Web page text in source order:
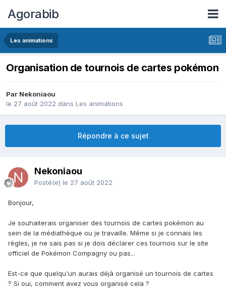
Agorabib
Les animations
Organisation de tournois de cartes pokémon
Par Nekoniaou
le 27 août 2022 dans Les animations
Répondre à ce sujet
Nekoniaou
Posté(e) le 27 août 2022
Bonjour,
Je souhaiterais organiser des tournois de cartes pokémon au
sein de la médiathèque ou je travaille. Même si je connais les
règles, je ne sais pas si je dois déclarer ces tournois sur le site
officiel de Pokémon Compagny ou pas...
Est-ce que quelqu'un aurais déjà organisé un tournois de cartes
? Si oui, comment avez vous organisé cela ?